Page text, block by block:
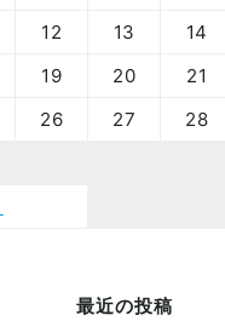
12 13 14
19 20 21
26 27 28
最近の投稿